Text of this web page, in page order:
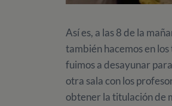
Así es, a las 8 de la
también hacemos en
fuimos a desayunar
otra sala con los
obtener la titulación de